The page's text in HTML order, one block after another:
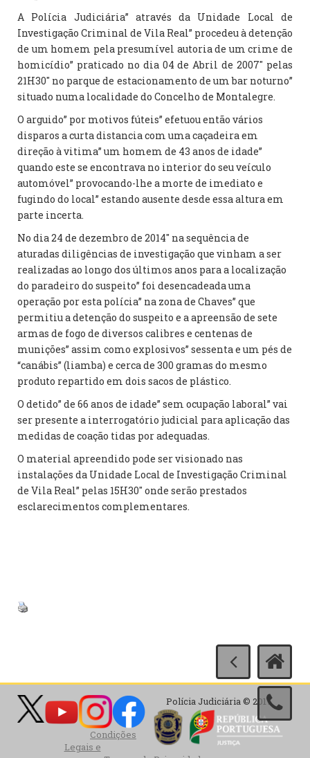
A Polícia Judiciária” através da Unidade Local de
Investigação Criminal de Vila Real” procedeu à detenção
de um homem pela presumível autoria de um crime de
homicídio” praticado no dia 04 de Abril de 2007″ pelas
21H30″ no parque de estacionamento de um bar noturno”
situado numa localidade do Concelho de Montalegre.
O arguido” por motivos fúteis” efetuou então vários
disparos a curta distancia com uma caçadeira em
direção à vitima” um homem de 43 anos de idade”
quando este se encontrava no interior do seu veículo
automóvel” provocando-lhe a morte de imediato e
fugindo do local” estando ausente desde essa altura em
parte incerta.
No dia 24 de dezembro de 2014″ na sequência de
aturadas diligências de investigação que vinham a ser
realizadas ao longo dos últimos anos para a localização
do paradeiro do suspeito” foi desencadeada uma
operação por esta polícia” na zona de Chaves” que
permitiu a detenção do suspeito e a apreensão de sete
armas de fogo de diversos calibres e centenas de
munições” assim como explosivos” sessenta e um pés de
“canábis” (liamba) e cerca de 300 gramas do mesmo
produto repartido em dois sacos de plástico.
O detido” de 66 anos de idade” sem ocupação laboral” vai
ser presente a interrogatório judicial para aplicação das
medidas de coação tidas por adequadas.
O material apreendido pode ser visionado nas
instalações da Unidade Local de Investigação Criminal
de Vila Real” pelas 15H30″ onde serão prestados
esclarecimentos complementares.
Polícia Judiciária © 2017
Condições
Legais e